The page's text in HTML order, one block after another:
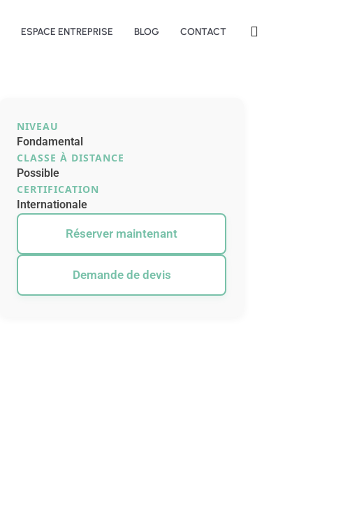
ESPACE ENTREPRISE BLOG CONTACT
NIVEAU
Fondamental
CLASSE À DISTANCE
Possible
CERTIFICATION
Internationale
Réserver maintenant
Demande de devis